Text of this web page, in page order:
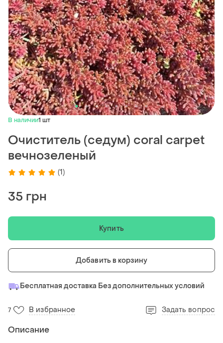
В наличии1 шт
Очиститель (седум) coral carpet
вечнозеленый
(1)
35 грн
Купить
Добавить в корзину
Бесплатная доставка Без дополнительных условий
7 В избранное Задать вопрос
Описание